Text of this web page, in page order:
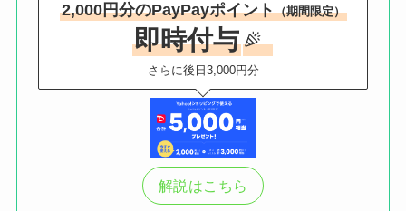
2,000円分のPayPayポイント（期間限定）
即時付与
さらに後日3,000円分
解説はこちら